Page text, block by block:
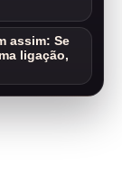
assim: Se
ligação,